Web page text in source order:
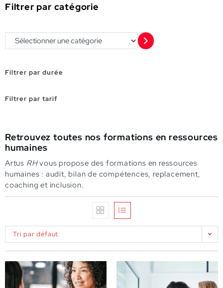
Filtrer par catégorie
Filtrer par durée
Filtrer par tarif
Retrouvez toutes nos formations en ressources
humaines
Artus RHvous propose des formations en ressources
humaines : audit, bilan de compétences, replacement,
coaching et inclusion.
Tri par défaut